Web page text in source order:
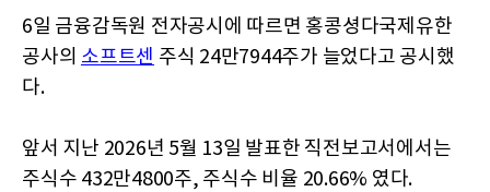
6일 금융감독원 전자공시에 따르면 홍콩셩다국제유한
공사의 소프트센 주식 24만7944주가 늘었다고 공시했
다.
앞서 지난 2026년 5월 13일 발표한 직전보고서에서는
주식수 432만4800주, 주식수 비율 20.66% 였다.